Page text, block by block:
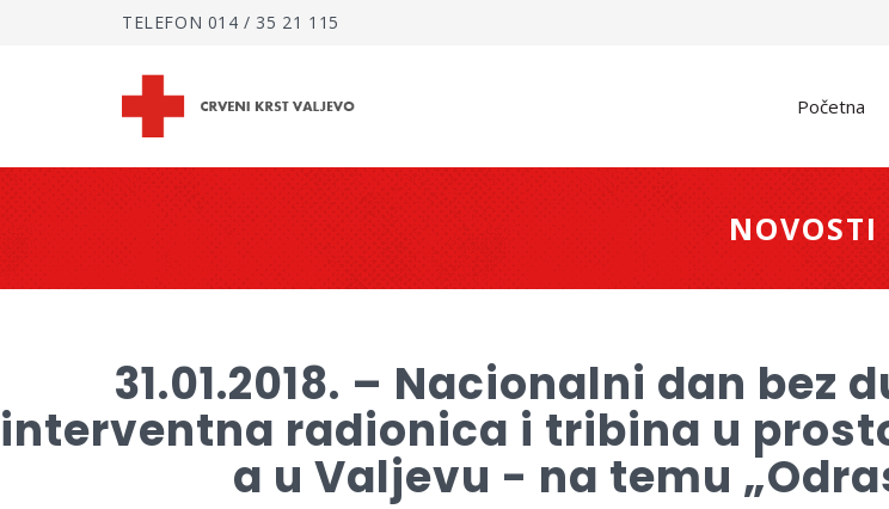
TELEFON 014 / 35 21 115
Početna
NOVOSTI
31.01.2018. – Nacionalni dan
interventna radionica i tribina u
a u Valjevu - na temu